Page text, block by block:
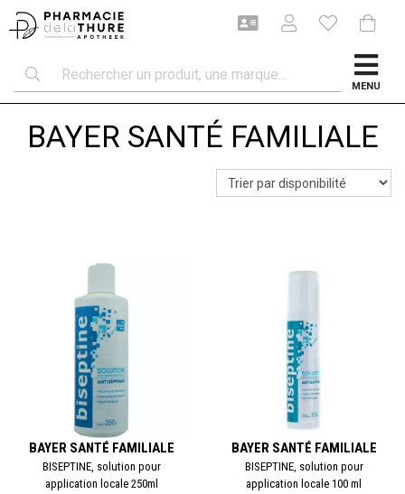
MENU
BAYER SANTÉ FAMILIALE
BAYER SANTÉ FAMILIALE
BISEPTINE, solution pour
application locale 250ml
BAYER SANTÉ FAMILIALE
BISEPTINE, solution pour
application locale 100 ml